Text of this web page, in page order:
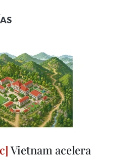
Vietnam acelera